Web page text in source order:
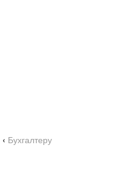
‹ Бухгалтеру